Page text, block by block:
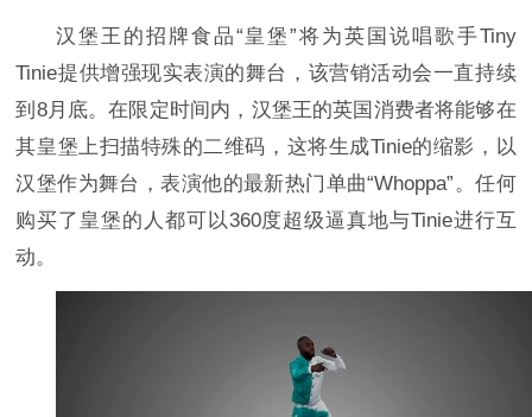
汉堡王的招牌食品“皇堡”将为英国说唱歌手Tiny
Tinie提供增强现实表演的舞台，该营销活动会一直持续
到8月底。在限定时间内，汉堡王的英国消费者将能够在
其皇堡上扫描特殊的二维码，这将生成Tinie的缩影，以
汉堡作为舞台，表演他的最新热门单曲“Whoppa”。任何
购买了皇堡的人都可以360度超级逼真地与Tinie进行互
动。